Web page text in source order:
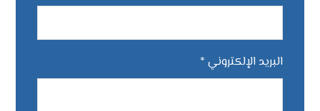
البريد الإلكتروني *